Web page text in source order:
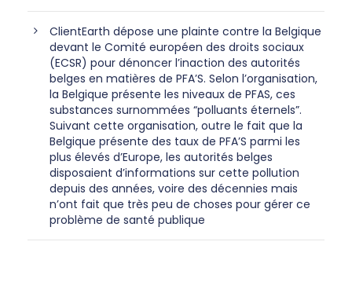
ClientEarth dépose une plainte contre la Belgique
devant le Comité européen des droits sociaux
(ECSR) pour dénoncer l’inaction des autorités
belges en matières de PFA’S. Selon l’organisation,
la Belgique présente les niveaux de PFAS, ces
substances surnommées “polluants éternels”.
Suivant cette organisation, outre le fait que la
Belgique présente des taux de PFA’S parmi les
plus élevés d’Europe, les autorités belges
disposaient d’informations sur cette pollution
depuis des années, voire des décennies mais
n’ont fait que très peu de choses pour gérer ce
problème de santé publique